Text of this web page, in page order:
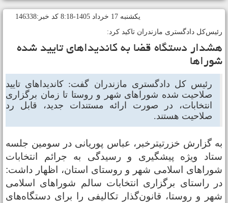
يکشنبه 17 خرداد 1405-8:18 کد خبر:146338
دادگستری مازندران تاکید کرد:
دستگاه قضا به کاندیدا‌های تایید شده
رئیس کل دادگستری مازندران گفت: کاندیداهای تایید
صلاحیت شده شوراهای شهر و روستا تا زمان برگزاری
انتخابات، در صورت ارائه مستندات جدید، قابل رد
صلاحیت هستند.
گزارش خزرتیترخبر، عباس پوریانی در سومین جلسه
ویژه پیشگیری و رسیدگی به جرائم انتخابات
اسلامی شهر و روستای استان، اظهار داشت:
راستای برگزاری انتخابات سالم شوراهای اسلامی
و روستا، قانون‌گذار تکالیفی را برای دستگاه‌های